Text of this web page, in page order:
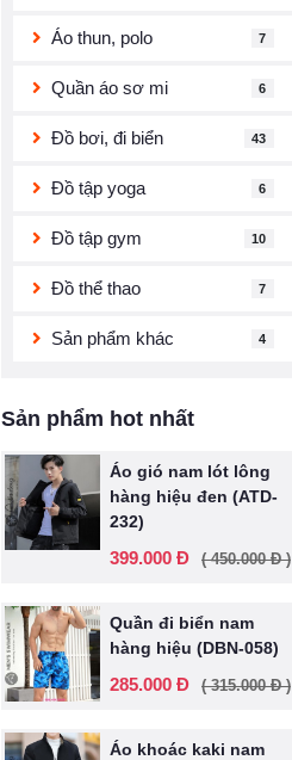
Áo thun, polo 7
Quần áo sơ mi 6
Đồ bơi, đi biển 43
Đồ tập yoga 6
Đồ tập gym 10
Đồ thể thao 7
Sản phẩm khác 4
Sản phẩm hot nhất
Áo gió nam lót lông
hàng hiệu đen (ATD-
232)
399.000 Đ ( 450.000 Đ )
Quần đi biển nam
hàng hiệu (DBN-058)
285.000 Đ ( 315.000 Đ )
Áo khoác kaki nam